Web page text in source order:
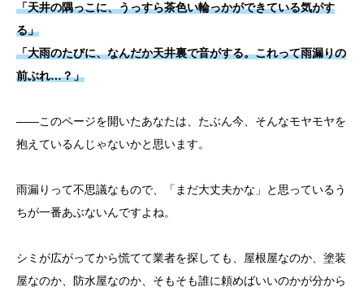
「天井の隅っこに、うっすら茶色い輪っかができている気がす
る」
「大雨のたびに、なんだか天井裏で音がする。これって雨漏りの
前ぶれ…？」
——このページを開いたあなたは、たぶん今、そんなモヤモヤを
抱えているんじゃないかと思います。
雨漏りって不思議なもので、「まだ大丈夫かな」と思っているう
ちが一番あぶないんですよね。
シミが広がってから慌てて業者を探しても、屋根屋なのか、塗装
屋なのか、防水屋なのか、そもそも誰に頼めばいいのかが分から
お問い合わせ